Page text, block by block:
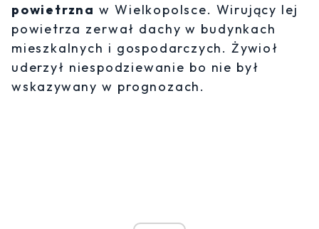
powietrzna w Wielkopolsce. Wirujący lej
powietrza zerwał dachy w budynkach
mieszkalnych i gospodarczych. Żywioł
uderzył niespodziewanie bo nie był
wskazywany w prognozach.